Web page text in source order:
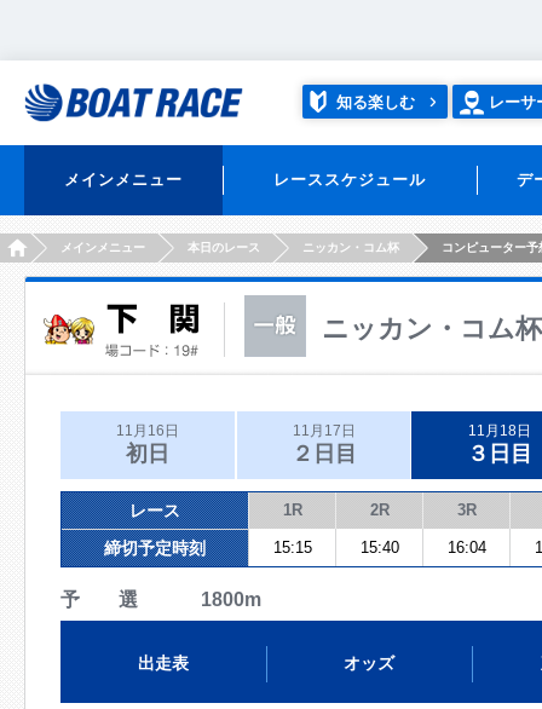
知る楽しむ レーサ
メインメニュー レーススケジュール デ
HOMEメインメニュー 本日のレース ニッカン・コム杯 コンピューター予
ニッカン・コム杯
11月16日
初日
11月17日
２日目
11月18日
３日目
レース 1R 2R 3R
締切予定時刻 15:15 15:40 16:04
予 選 1800m
出走表 オッズ